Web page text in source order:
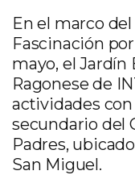
En el marco
Fascinación
mayo, el Jardín
Ragonese de
actividades
secundario del
Padres,
San Miguel.